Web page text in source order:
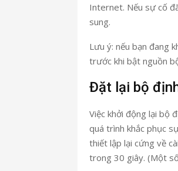
Internet. Nếu sự cố
sung.
Lưu ý: nếu bạn đang
trước khi bật nguồn
Đặt lại bộ
Việc khởi động lại bộ
quá trình khắc phục
thiết lập lại cứng về
trong 30 giây. (Một